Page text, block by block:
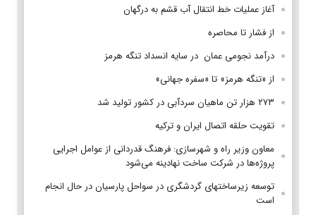
آغاز عملیات خط انتقال آب قشم به درگهان
از فشار تا محاصره
درآمد نجومی عمان در سایه انسداد تنگه هرمز
از «تنگه هرمز» تا «سفره جهانی»
۲۷۳ هزار تن ماهیان سردآبی در کشور تولید شد
تقویت حلقه اتصال ایران و ترکیه
معاون وزیر راه و شهرسازی: فرهنگ قدردانی از عوامل اجرایی
پروژه‌ها در شرکت ساخت نهادینه می‌شود
توسعه زیرساختهای گردشگری در سواحل پارسیان در حال انجام
است